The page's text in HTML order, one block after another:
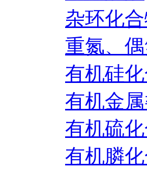
杂环化
重氮、
有机硅
有机金
有机硫
有机膦